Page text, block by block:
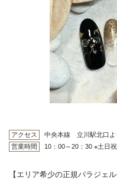
アクセス
中央本線 立川駅北口よ
営業時間
10：00～20：30 ※土日
【エリア希少の正規パラジェ